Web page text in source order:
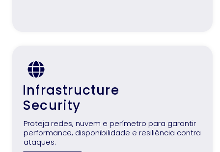
Infrastructure
Security
Proteja redes, nuvem e perímetro para garantir
performance, disponibilidade e resiliência contra
ataques.